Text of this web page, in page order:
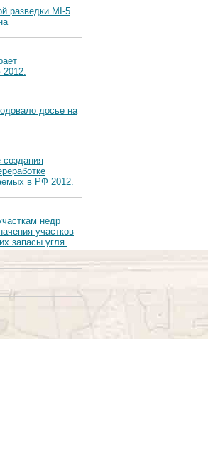
разведки MI-5
2012.
досье на
в РФ 2012.
недр
участков
запасы угля.